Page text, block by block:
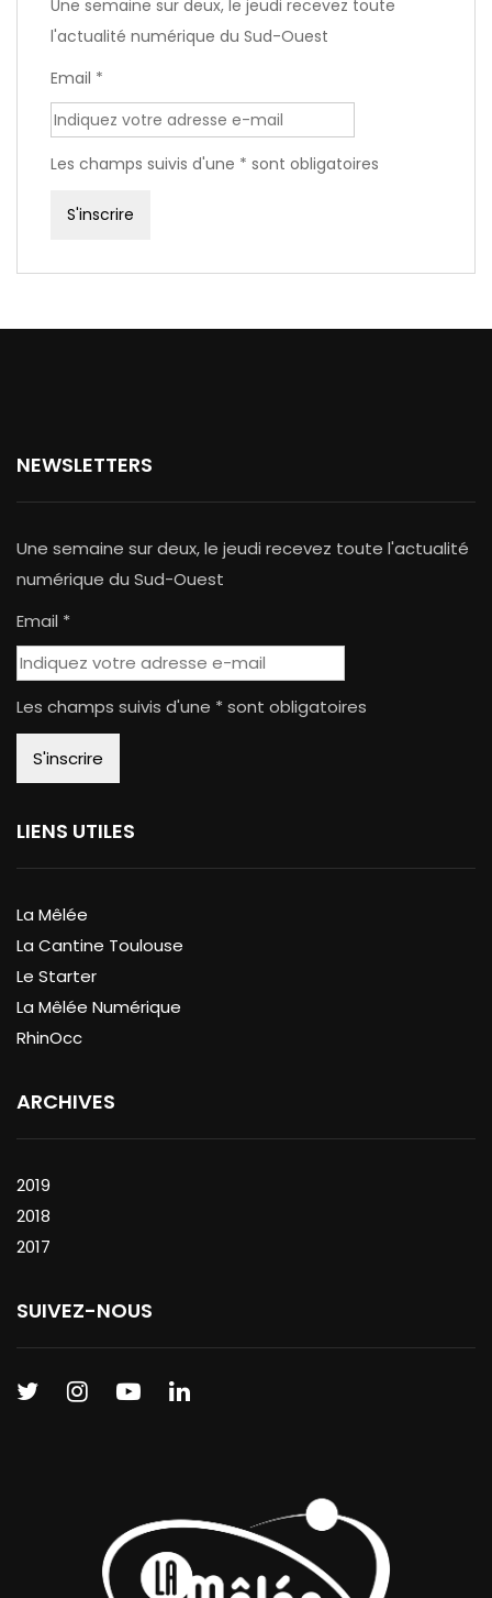
Une semaine sur deux, le jeudi recevez toute
l'actualité numérique du Sud-Ouest
Email *
Les champs suivis d'une * sont obligatoires
NEWSLETTERS
Une semaine sur deux, le jeudi recevez toute l'actualité
numérique du Sud-Ouest
Email *
Les champs suivis d'une * sont obligatoires
LIENS UTILES
La Mêlée
La Cantine Toulouse
Le Starter
La Mêlée Numérique
RhinOcc
ARCHIVES
2019
2018
2017
SUIVEZ-NOUS